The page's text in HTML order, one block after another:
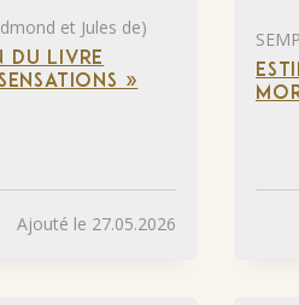
et Jules de)
DU LIVRE
»
Ajouté le 27.05.2026